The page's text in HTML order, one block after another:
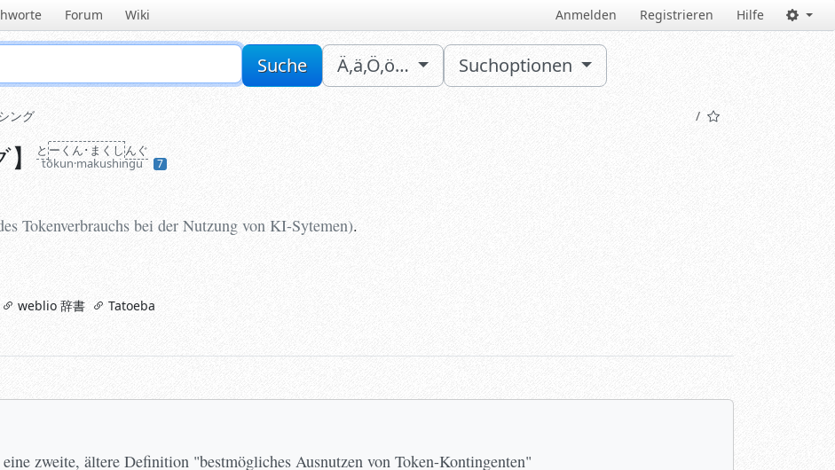
Forum Wiki Anmelden Registrieren Hilfe
Suche Ä,ä,Ö,ö… Suchoptionen
ング
Tokenverbrauchs bei der Nutzung von KI-Sytemen
】 と ーくん･まくしんぐ
tōkun·makushingu
7
Tokenverbrauchs bei der Nutzung von KI-Sytemen).
weblio 辞書
Tatoeba
zweite, ältere Definition "bestmögliches Ausnutzen von Token-Kontingenten"